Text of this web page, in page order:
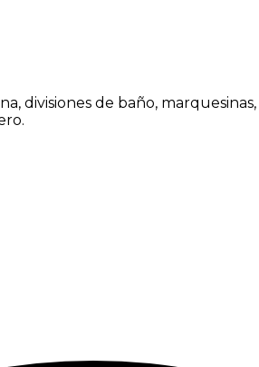
divisiones de baño,